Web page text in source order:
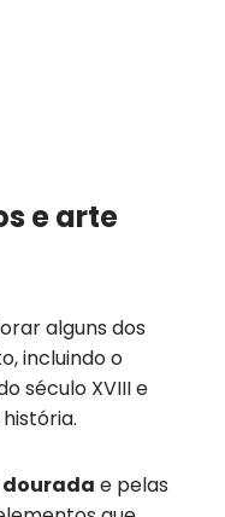
e arte
alguns dos
incluindo o
século XVIII e
e pelas